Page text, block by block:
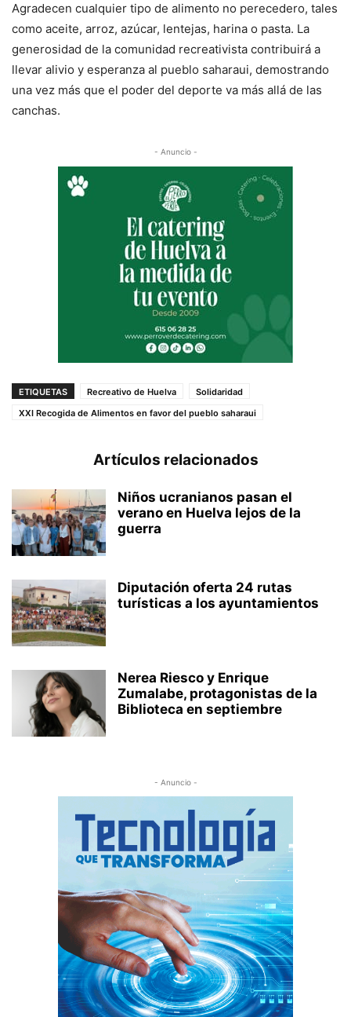
Agradecen cualquier tipo de alimento no perecedero, tales
como aceite, arroz, azúcar, lentejas, harina o pasta. La
generosidad de la comunidad recreativista contribuirá a
llevar alivio y esperanza al pueblo saharaui, demostrando
una vez más que el poder del deporte va más allá de las
canchas.
- Anuncio -
ETIQUETAS Recreativo de Huelva
Solidaridad
XXI Recogida de Alimentos en favor del pueblo saharaui
Artículos relacionados
Niños ucranianos pasan el
verano en Huelva lejos de la
guerra
Diputación oferta 24 rutas
turísticas a los ayuntamientos
Nerea Riesco y Enrique
Zumalabe, protagonistas de la
Biblioteca en septiembre
- Anuncio -